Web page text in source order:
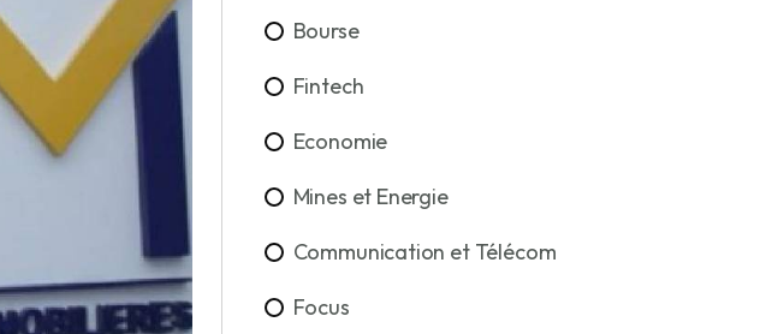
Bourse
Fintech
Economie
Mines et Energie
Communication et Télécom
Focus